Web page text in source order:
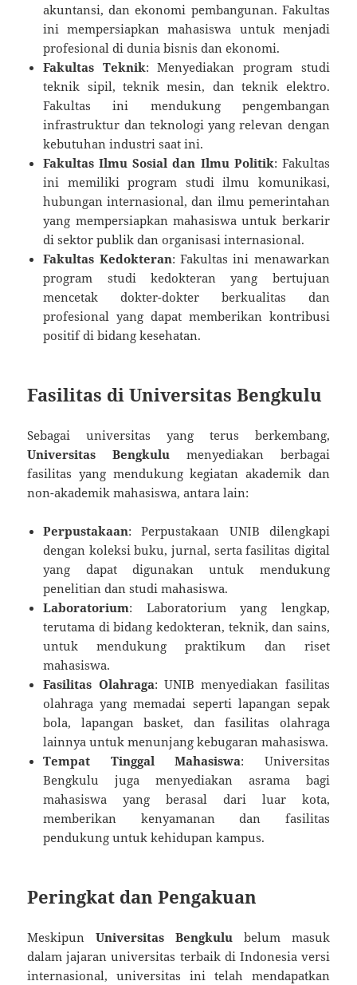
akuntansi, dan ekonomi pembangunan. Fakultas
ini mempersiapkan mahasiswa untuk menjadi
profesional di dunia bisnis dan ekonomi.
Fakultas Teknik: Menyediakan program studi
teknik sipil, teknik mesin, dan teknik elektro.
Fakultas ini mendukung pengembangan
infrastruktur dan teknologi yang relevan dengan
kebutuhan industri saat ini.
Fakultas Ilmu Sosial dan Ilmu Politik: Fakultas
ini memiliki program studi ilmu komunikasi,
hubungan internasional, dan ilmu pemerintahan
yang mempersiapkan mahasiswa untuk berkarir
di sektor publik dan organisasi internasional.
Fakultas Kedokteran: Fakultas ini menawarkan
program studi kedokteran yang bertujuan
mencetak dokter-dokter berkualitas dan
profesional yang dapat memberikan kontribusi
positif di bidang kesehatan.
Fasilitas di Universitas Bengkulu
Sebagai universitas yang terus berkembang,
Universitas Bengkulu menyediakan berbagai
fasilitas yang mendukung kegiatan akademik dan
non-akademik mahasiswa, antara lain:
Perpustakaan: Perpustakaan UNIB dilengkapi
dengan koleksi buku, jurnal, serta fasilitas digital
yang dapat digunakan untuk mendukung
penelitian dan studi mahasiswa.
Laboratorium: Laboratorium yang lengkap,
terutama di bidang kedokteran, teknik, dan sains,
untuk mendukung praktikum dan riset
mahasiswa.
Fasilitas Olahraga: UNIB menyediakan fasilitas
olahraga yang memadai seperti lapangan sepak
bola, lapangan basket, dan fasilitas olahraga
lainnya untuk menunjang kebugaran mahasiswa.
Tempat Tinggal Mahasiswa: Universitas
Bengkulu juga menyediakan asrama bagi
mahasiswa yang berasal dari luar kota,
memberikan kenyamanan dan fasilitas
pendukung untuk kehidupan kampus.
Peringkat dan Pengakuan
MeskipunUniversitas Bengkulu belum masuk
dalam jajaran universitas terbaik di Indonesia versi
internasional, universitas ini telah mendapatkan